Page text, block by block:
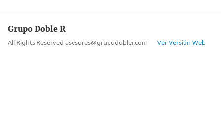
Grupo Doble R
All Rights Reserved asesores@grupodobler.com Ver Versión Web